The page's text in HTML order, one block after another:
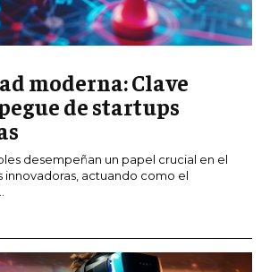
moderna: Clave
de startups
desempeñan un papel crucial en el
innovadoras, actuando como el